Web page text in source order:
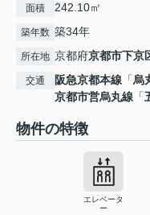
面積 242.10㎡
築年数 築34年
所在地 京都府京都市下京
交通 阪急京都本線 「烏
京都市営烏丸線 「
物件の特徴
エレベータ
ー